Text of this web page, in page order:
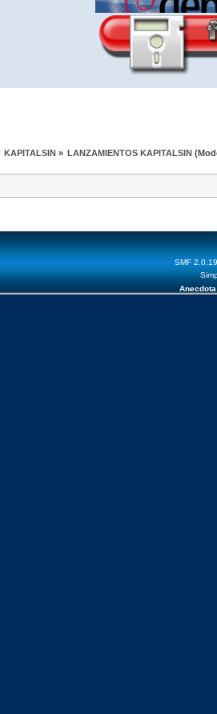
KAPITALSIN» LANZAMIENTOS KAPITALSIN
SMF 2.0.19
Anecdota